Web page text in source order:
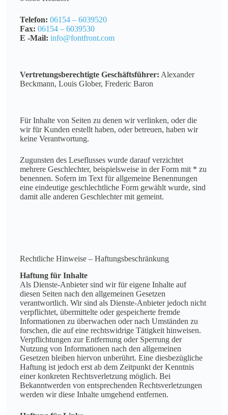
Telefon: 06154 – 6039520
Fax: 06154 – 6039530
E -Mail: info@fontfront.com
Vertretungsberechtigte Geschäftsführer: Alexander
Beckmann, Louis Glober, Frederic Baron
Für Inhalte von Seiten zu denen wir verlinken, oder die
wir für Kunden erstellt haben, oder betreuen, haben wir
keine Verantwortung.
Zugunsten des Leseflusses wurde darauf verzichtet
mehrere Geschlechter, beispielsweise in der Form mit * zu
benennen. Sofern im Text für allgemeine Benennungen
eine eindeutige geschlechtliche Form gewählt wurde, sind
damit alle anderen Geschlechter mit gemeint.
Rechtliche Hinweise – Haftungsbeschränkung
Haftung für Inhalte
Als Dienste-Anbieter sind wir für eigene Inhalte auf
diesen Seiten nach den allgemeinen Gesetzen
verantwortlich. Wir sind als Dienste-Anbieter jedoch nicht
verpflichtet, übermittelte oder gespeicherte fremde
Informationen zu überwachen oder nach Umständen zu
forschen, die auf eine rechtswidrige Tätigkeit hinweisen.
Verpflichtungen zur Entfernung oder Sperrung der
Nutzung von Informationen nach den allgemeinen
Gesetzen bleiben hiervon unberührt. Eine diesbezügliche
Haftung ist jedoch erst ab dem Zeitpunkt der Kenntnis
einer konkreten Rechtsverletzung möglich. Bei
Bekanntwerden von entsprechenden Rechtsverletzungen
werden wir diese Inhalte umgehend entfernen.